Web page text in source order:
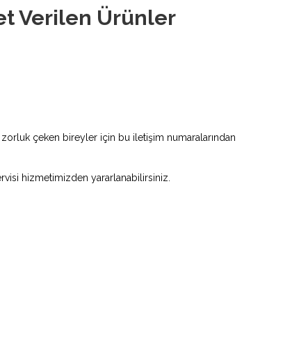
Verilen Ürünler
çeken bireyler için bu iletişim numaralarından
hizmetimizden yararlanabilirsiniz.